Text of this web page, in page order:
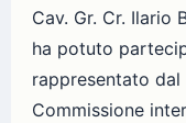
Cav. Gr. Cr. Ilario
ha potuto
rappresentato
Commissione